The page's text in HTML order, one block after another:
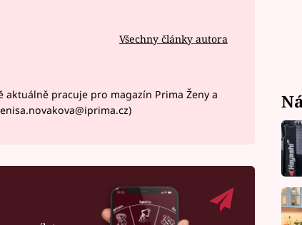
Všechny články autora
pracuje pro magazín Prima Ženy a